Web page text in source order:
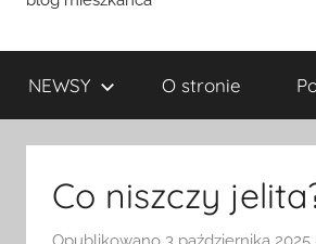
NEWSY O stronie
Co niszczy